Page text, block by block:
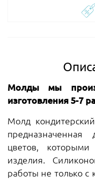
Молды мы
изготовления 5-7
Молд
цветов, которыми
изделия.
работы не только с